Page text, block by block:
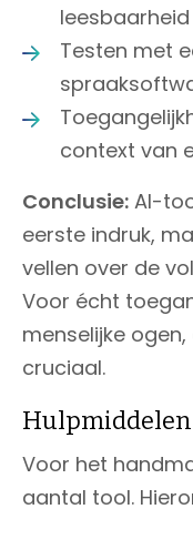
Testen met
context van
Conclusie: AI-
eerste indruk,
vellen over de
Voor écht
menselijke
cruciaal.
Voor het
aantal tool.